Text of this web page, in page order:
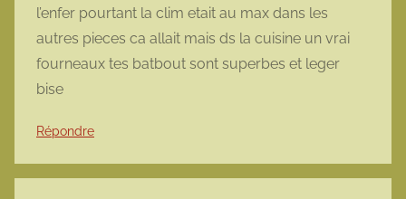
l’enfer pourtant la clim etait au max dans les
autres pieces ca allait mais ds la cuisine un vrai
fourneaux tes batbout sont superbes et leger
bise
Répondre